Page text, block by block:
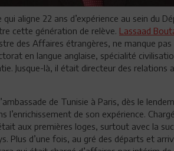
aligne 22 ans d’expérience au sein du
cette génération de relève. Lassaad
des Affaires étrangères, ne manque pas
en langue anglaise, spécialité
Jusque-là, il était directeur des relations
de Tunisie à Paris, dès le
l’enrichissement de son expérience.
aux premières loges, surtout avec la
Plus d’une fois, au gré des départs et